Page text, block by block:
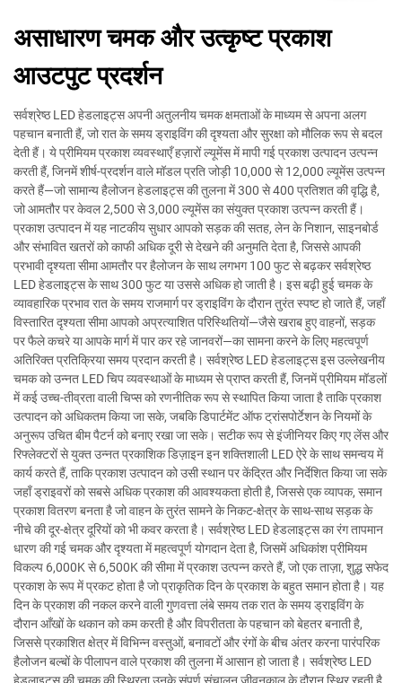
असाधारण चमक और उत्कृष्ट प्रकाश
आउटपुट प्रदर्शन
सर्वश्रेष्ठ LED हेडलाइट्स अपनी अतुलनीय चमक क्षमताओं के माध्यम से अपना अलग
पहचान बनाती हैं, जो रात के समय ड्राइविंग की दृश्यता और सुरक्षा को मौलिक रूप से बदल
देती हैं। ये प्रीमियम प्रकाश व्यवस्थाएँ हज़ारों ल्यूमेंस में मापी गई प्रकाश उत्पादन उत्पन्न
करती हैं, जिनमें शीर्ष-प्रदर्शन वाले मॉडल प्रति जोड़ी 10,000 से 12,000 ल्यूमेंस उत्पन्न
करते हैं—जो सामान्य हैलोजन हेडलाइट्स की तुलना में 300 से 400 प्रतिशत की वृद्धि है,
जो आमतौर पर केवल 2,500 से 3,000 ल्यूमेंस का संयुक्त प्रकाश उत्पन्न करती हैं।
प्रकाश उत्पादन में यह नाटकीय सुधार आपको सड़क की सतह, लेन के निशान, साइनबोर्ड
और संभावित खतरों को काफी अधिक दूरी से देखने की अनुमति देता है, जिससे आपकी
प्रभावी दृश्यता सीमा आमतौर पर हैलोजन के साथ लगभग 100 फुट से बढ़कर सर्वश्रेष्ठ
LED हेडलाइट्स के साथ 300 फुट या उससे अधिक हो जाती है। इस बढ़ी हुई चमक के
व्यावहारिक प्रभाव रात के समय राजमार्ग पर ड्राइविंग के दौरान तुरंत स्पष्ट हो जाते हैं, जहाँ
विस्तारित दृश्यता सीमा आपको अप्रत्याशित परिस्थितियों—जैसे खराब हुए वाहनों, सड़क
पर फैले कचरे या आपके मार्ग में पार कर रहे जानवरों—का सामना करने के लिए महत्वपूर्ण
अतिरिक्त प्रतिक्रिया समय प्रदान करती है। सर्वश्रेष्ठ LED हेडलाइट्स इस उल्लेखनीय
चमक को उन्नत LED चिप व्यवस्थाओं के माध्यम से प्राप्त करती हैं, जिनमें प्रीमियम मॉडलों
में कई उच्च-तीव्रता वाली चिप्स को रणनीतिक रूप से स्थापित किया जाता है ताकि प्रकाश
उत्पादन को अधिकतम किया जा सके, जबकि डिपार्टमेंट ऑफ ट्रांसपोर्टेशन के नियमों के
अनुरूप उचित बीम पैटर्न को बनाए रखा जा सके। सटीक रूप से इंजीनियर किए गए लेंस और
रिफ्लेक्टरों से युक्त उन्नत प्रकाशिक डिज़ाइन इन शक्तिशाली LED ऐरे के साथ समन्वय में
कार्य करते हैं, ताकि प्रकाश उत्पादन को उसी स्थान पर केंद्रित और निर्देशित किया जा सके
जहाँ ड्राइवरों को सबसे अधिक प्रकाश की आवश्यकता होती है, जिससे एक व्यापक, समान
प्रकाश वितरण बनता है जो वाहन के तुरंत सामने के निकट-क्षेत्र के साथ-साथ सड़क के
नीचे की दूर-क्षेत्र दूरियों को भी कवर करता है। सर्वश्रेष्ठ LED हेडलाइट्स का रंग तापमान
धारण की गई चमक और दृश्यता में महत्वपूर्ण योगदान देता है, जिसमें अधिकांश प्रीमियम
विकल्प 6,000K से 6,500K की सीमा में प्रकाश उत्पन्न करते हैं, जो एक ताज़ा, शुद्ध सफेद
प्रकाश के रूप में प्रकट होता है जो प्राकृतिक दिन के प्रकाश के बहुत समान होता है। यह
दिन के प्रकाश की नकल करने वाली गुणवत्ता लंबे समय तक रात के समय ड्राइविंग के
दौरान आँखों के थकान को कम करती है और विपरीतता के पहचान को बेहतर बनाती है,
जिससे प्रकाशित क्षेत्र में विभिन्न वस्तुओं, बनावटों और रंगों के बीच अंतर करना पारंपरिक
हैलोजन बल्बों के पीलापन वाले प्रकाश की तुलना में आसान हो जाता है। सर्वश्रेष्ठ LED